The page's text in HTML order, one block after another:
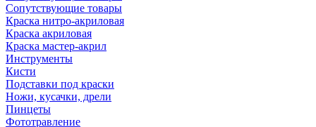
Сопутствующие товары
Краска нитро-акриловая
Краска акриловая
Краска мастер-акрил
Инструменты
Кисти
Подставки под краски
Ножи, кусачки, дрели
Пинцеты
Фототравление